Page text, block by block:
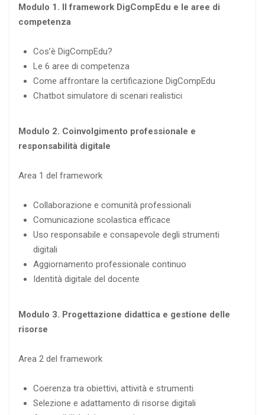
Modulo 1. Il framework DigCompEdu e le aree di
competenza
Cos’è DigCompEdu?
Le 6 aree di competenza
Come affrontare la certificazione DigCompEdu
Chatbot simulatore di scenari realistici
Modulo 2. Coinvolgimento professionale e
responsabilità digitale
Area 1 del framework
Collaborazione e comunità professionali
Comunicazione scolastica efficace
Uso responsabile e consapevole degli strumenti
digitali
Aggiornamento professionale continuo
Identità digitale del docente
Modulo 3. Progettazione didattica e gestione delle
risorse
Area 2 del framework
Coerenza tra obiettivi, attività e strumenti
Selezione e adattamento di risorse digitali